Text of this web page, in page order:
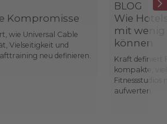
Kompromisse
wie Universal Cable
Vielseitigkeit und
neu definieren.
BLOG
Wie
mit
können
Kraft definiert
kompakte,
aufwerten.